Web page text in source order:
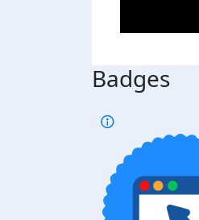
Badges